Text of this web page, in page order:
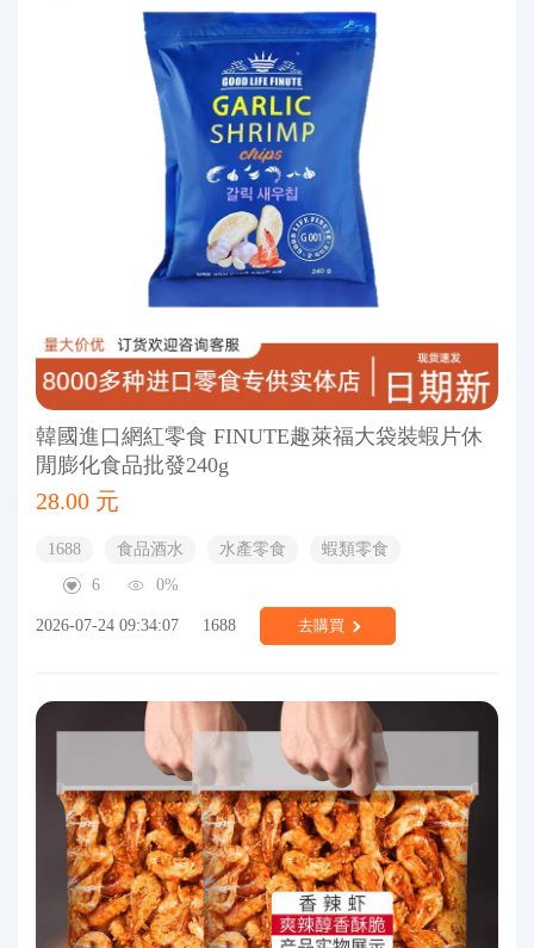
韓國進口網紅零食 FINUTE趣萊福大袋裝蝦片休
閒膨化食品批發240g
28.00 元
1688 食品酒水 水產零食
蝦類零食
6
0%
2026-07-24 09:34:07 1688 去購買